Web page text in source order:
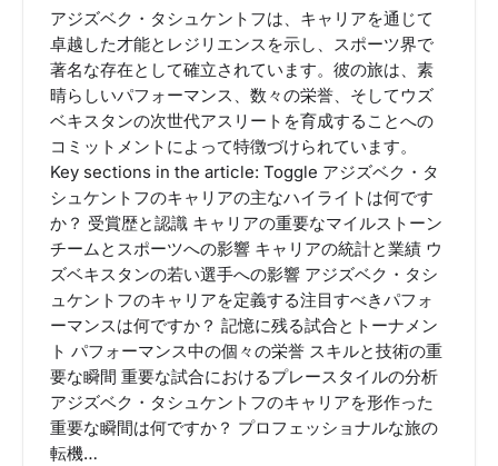
アジズベク・タシュケントフは、キャリアを通じて
卓越した才能とレジリエンスを示し、スポーツ界で
著名な存在として確立されています。彼の旅は、素
晴らしいパフォーマンス、数々の栄誉、そしてウズ
ベキスタンの次世代アスリートを育成することへの
コミットメントによって特徴づけられています。
Key sections in the article: Toggle アジズベク・タ
シュケントフのキャリアの主なハイライトは何です
か？ 受賞歴と認識 キャリアの重要なマイルストーン
チームとスポーツへの影響 キャリアの統計と業績 ウ
ズベキスタンの若い選手への影響 アジズベク・タシ
ュケントフのキャリアを定義する注目すべきパフォ
ーマンスは何ですか？ 記憶に残る試合とトーナメン
ト パフォーマンス中の個々の栄誉 スキルと技術の重
要な瞬間 重要な試合におけるプレースタイルの分析
アジズベク・タシュケントフのキャリアを形作った
重要な瞬間は何ですか？ プロフェッショナルな旅の
転機…